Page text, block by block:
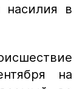
насилия в
на